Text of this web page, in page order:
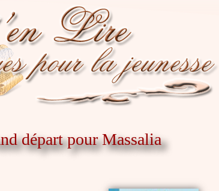
départ pour Massalia